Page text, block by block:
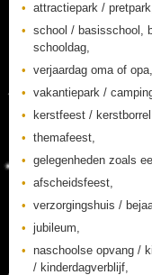
attractiepark /
school / basisschool,
schooldag,
verjaardag oma of opa,
vakantiepark /
kerstfeest /
themafeest,
gelegenheden zoals
afscheidsfeest,
verzorgingshuis /
jubileum,
naschoolse opvang /
/ kinderdagverblijf,